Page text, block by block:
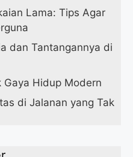
Lama: Tips Agar
dan Tantangannya di
Hidup Modern
di Jalanan yang Tak